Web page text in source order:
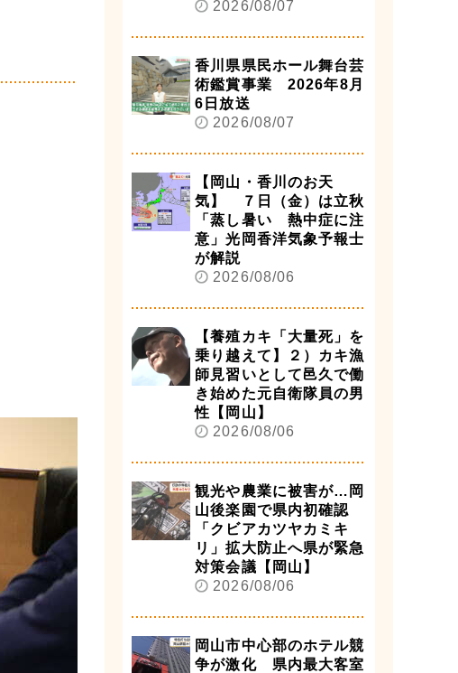
2026/08/07
香川県県民ホール舞台芸
術鑑賞事業 2026年8月
6日放送
2026/08/07
【岡山・香川のお天
気】 ７日（金）は立秋
「蒸し暑い 熱中症に注
意」光岡香洋気象予報士
が解説
2026/08/06
【養殖カキ「大量死」を
乗り越えて】２）カキ漁
師見習いとして邑久で働
き始めた元自衛隊員の男
性【岡山】
2026/08/06
観光や農業に被害が…岡
山後楽園で県内初確認
「クビアカツヤカミキ
リ」拡大防止へ県が緊急
対策会議【岡山】
2026/08/06
岡山市中心部のホテル競
争が激化 県内最大客室